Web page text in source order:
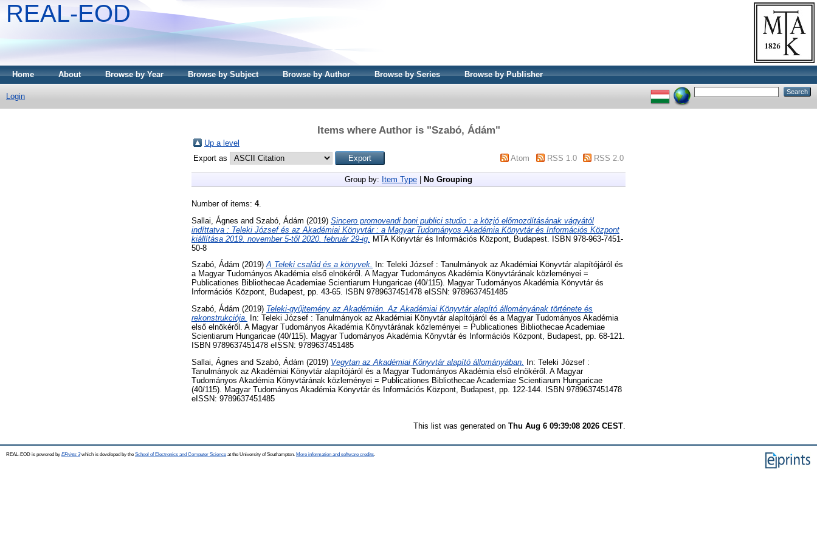
REAL-EOD
Home About Browse by Year Browse by Subject Browse by Author Browse by Series Browse by Publisher
Login
Items where Author is "Szabó, Ádám"
Up a level
Export as
Atom RSS 1.0 RSS 2.0
Group by: Item Type No Grouping
Number of items: 4.
Sallai, Ágnes and Szabó, Ádám (2019) Sincero promovendi boni publici studio : a közjó előmozdításának vágyától
indíttatva : Teleki József és az Akadémiai Könyvtár : a Magyar Tudományos Akadémia Könyvtár és Információs Központ
kiállítása 2019. november 5-től 2020. február 29-ig. MTA Könyvtár és Információs Központ, Budapest. ISBN 978-963-7451-
50-8
Szabó, Ádám (2019)A Teleki család és a könyvek.
In: Teleki József : Tanulmányok az Akadémiai Könyvtár alapítójáról és
a Magyar Tudományos Akadémia első elnökéről. A Magyar Tudományos Akadémia Könyvtárának közleményei =
Publicationes Bibliothecae Academiae Scientiarum Hungaricae (40/115). Magyar Tudományos Akadémia Könyvtár és
Információs Központ, Budapest, pp. 43-65. ISBN 9789637451478 eISSN: 9789637451485
Szabó, Ádám (2019) Teleki-gyűjtemény az Akadémián. Az Akadémiai Könyvtár alapító állományának története és
rekonstrukciója.
In: Teleki József : Tanulmányok az Akadémiai Könyvtár alapítójáról és a Magyar Tudományos Akadémia
első elnökéről. A Magyar Tudományos Akadémia Könyvtárának közleményei = Publicationes Bibliothecae Academiae
Scientiarum Hungaricae (40/115). Magyar Tudományos Akadémia Könyvtár és Információs Központ, Budapest, pp. 68-121.
ISBN 9789637451478 eISSN: 9789637451485
Sallai, Ágnes and Szabó, Ádám (2019) Vegytan az Akadémiai Könyvtár alapító állományában.
In: Teleki József :
Tanulmányok az Akadémiai Könyvtár alapítójáról és a Magyar Tudományos Akadémia első elnökéről. A Magyar
Tudományos Akadémia Könyvtárának közleményei = Publicationes Bibliothecae Academiae Scientiarum Hungaricae
(40/115). Magyar Tudományos Akadémia Könyvtár és Információs Központ, Budapest, pp. 122-144. ISBN 9789637451478
eISSN: 9789637451485
This list was generated on Thu Aug 6 09:39:08 2026 CEST
REAL-EOD is powered by EPrints 3which is developed by the School of Electronics and Computer Science at the University of Southampton. More information and software credits